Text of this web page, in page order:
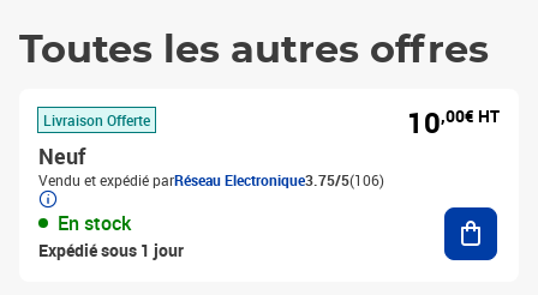
Toutes les autres offres
Livraison Offerte
Neuf
Vendu et expédié parRéseau Electronique3.75/5(106)
En stock
Expédié sous 1 jour
10,00€ HT